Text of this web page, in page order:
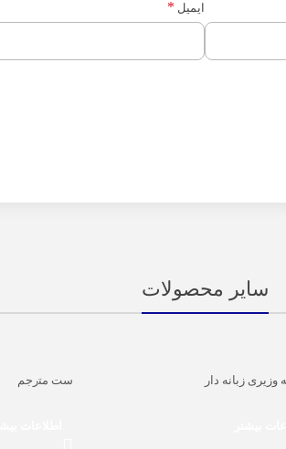
ایمیل *
سایر محصولات
وزیری زبانه دار ﺳﺖ ﻣﺘرﺟﻢ